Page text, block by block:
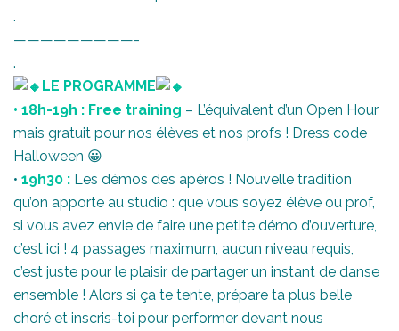
.
—————————-
.
LE PROGRAMME
• 18h-19h : Free training – L’équivalent d’un Open Hour
mais gratuit pour nos élèves et nos profs ! Dress code
Halloween 😀
• 19h30 : Les démos des apéros ! Nouvelle tradition
qu’on apporte au studio : que vous soyez élève ou prof,
si vous avez envie de faire une petite démo d’ouverture,
c’est ici ! 4 passages maximum, aucun niveau requis,
c’est juste pour le plaisir de partager un instant de danse
ensemble ! Alors si ça te tente, prépare ta plus belle
choré et inscris-toi pour performer devant nous